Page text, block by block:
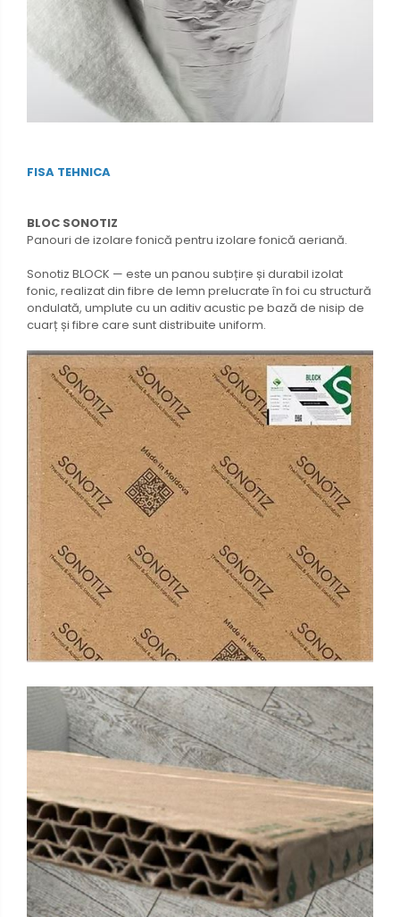
FISA TEHNICA
BLOC SONOTIZ
Panouri de izolare fonică pentru izolare fonică aeriană.
Sonotiz BLOCK — este un panou subțire și durabil izolat
fonic, realizat din fibre de lemn prelucrate în foi cu structură
ondulată, umplute cu un aditiv acustic pe bază de nisip de
cuarț și fibre care sunt distribuite uniform.